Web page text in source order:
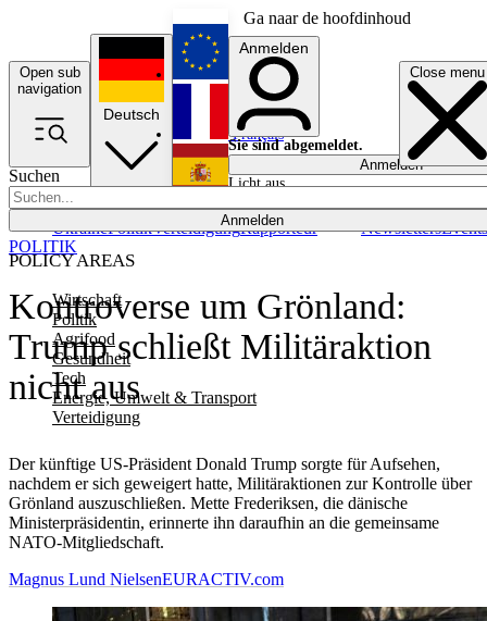
Ga naar de hoofdinhoud
Open sub
navigation
Close menu
Suchen
Anmelden
POLICY AREAS
Wirtschaft
Politik
Agrifood
Gesundheit
Tech
Energie, Umwelt & Transport
Verteidigung
UkrainePolitikVerteidigungRapporteur NewslettersEvents
Deutsch
English
Français
Anmelden
Sie sind abgemeldet.
Anmelden
Licht aus
Kontroverse um Grönland:
Trump schließt Militäraktion
nicht aus
Der künftige US-Präsident Donald Trump sorgte für Aufsehen,
nachdem er sich geweigert hatte, Militäraktionen zur Kontrolle über
Grönland auszuschließen. Mette Frederiksen, die dänische
Ministerpräsidentin, erinnerte ihn daraufhin an die gemeinsame
NATO-Mitgliedschaft.
POLITIK
Magnus Lund NielsenEURACTIV.com